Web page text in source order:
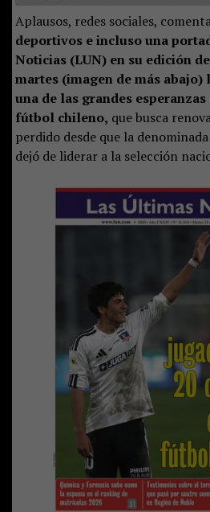
Aplausos, redes sociales,
deportivos e incluso una
Noticias (LUN) en su edición
martes (imagen de más
una de las grandes
fútbol chileno, que busca
perdido desde que la
dejó de liderar a la selección